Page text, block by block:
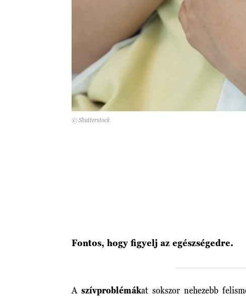
© Shutterstock
Fontos, hogy figyelj az egészségedre.
Aszívproblémákat sokszor nehezebb